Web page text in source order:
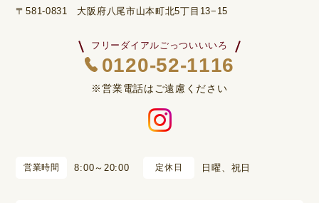
〒581-0831 大阪府八尾市山本町北5丁目13−15
フリーダイアルごっついいいろ
0120-52-1116
※営業電話はご遠慮ください
営業時間 8:00～20:00 定休日 日曜、祝日